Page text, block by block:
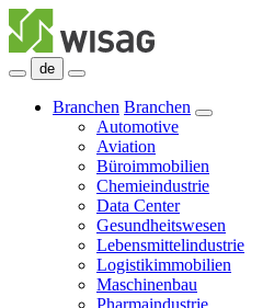
de
Branchen Branchen
Automotive
Aviation
Büroimmobilien
Chemieindustrie
Data Center
Gesundheitswesen
Lebensmittelindustrie
Logistikimmobilien
Maschinenbau
Pharmaindustrie